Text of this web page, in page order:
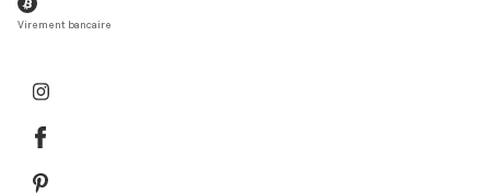
Virement bancaire